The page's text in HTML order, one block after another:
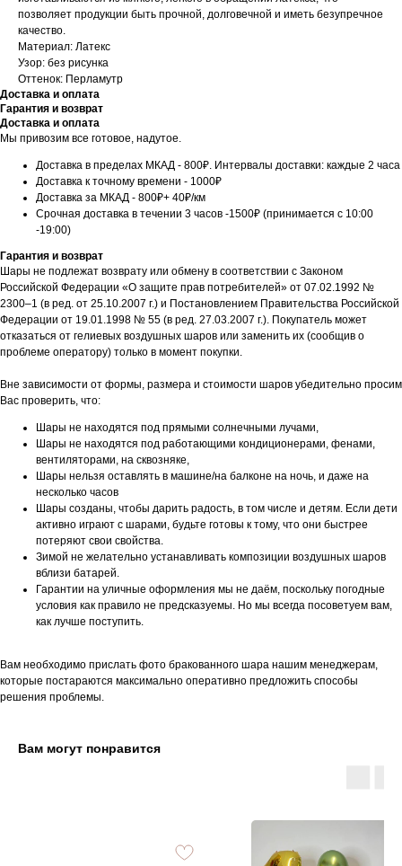
позволяет продукции быть прочной, долговечной и иметь безупречное
качество.
Материал: Латекс
Узор: без рисунка
Оттенок: Перламутр
Доставка и оплата
Гарантия и возврат
Доставка и оплата
Мы привозим все готовое, надутое.
Доставка в пределах МКАД - 800₽. Интервалы доставки: каждые 2 часа
Доставка к точному времени - 1000₽
Доставка за МКАД - 800₽+ 40₽/км
Срочная доставка в течении 3 часов -1500₽ (принимается с 10:00
-19:00)
Гарантия и возврат
Шары не подлежат возврату или обмену в соответствии с Законом
Российской Федерации «О защите прав потребителей» от 07.02.1992 №
2300–1 (в ред. от 25.10.2007 г.) и Постановлением Правительства Российской
Федерации от 19.01.1998 № 55 (в ред. 27.03.2007 г.). Покупатель может
отказаться от гелиевых воздушных шаров или заменить их (сообщив о
проблеме оператору) только в момент покупки.
Вне зависимости от формы, размера и стоимости шаров убедительно просим
Вас проверить, что:
Шары не находятся под прямыми солнечными лучами,
Шары не находятся под работающими кондиционерами, фенами,
вентиляторами, на сквозняке,
Шары нельзя оставлять в машине/на балконе на ночь, и даже на
несколько часов
Шары созданы, чтобы дарить радость, в том числе и детям. Если дети
активно играют с шарами, будьте готовы к тому, что они быстрее
потеряют свои свойства.
Зимой не желательно устанавливать композиции воздушных шаров
вблизи батарей.
Гарантии на уличные оформления мы не даём, поскольку погодные
условия как правило не предсказуемы. Но мы всегда посоветуем вам,
как лучше поступить.
Вам необходимо прислать фото бракованного шара нашим менеджерам,
которые постараются максимально оперативно предложить способы
решения проблемы.
Вам могут понравится